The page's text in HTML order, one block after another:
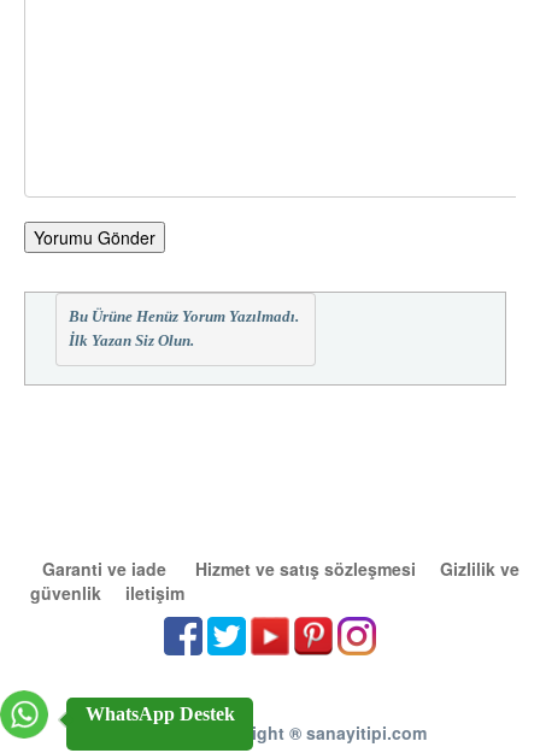
Yorumu Gönder
Bu Ürüne Henüz Yorum Yazılmadı.
İlk Yazan Siz Olun.
Garanti ve iade Hizmet ve satış sözleşmesi
Gizlilik ve
güvenlik
iletişim
2011 - 2026 Copright ®sanayitipi.com
WhatsApp Destek